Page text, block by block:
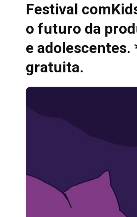
Festival
o futuro da
e adolescentes.
gratuita.